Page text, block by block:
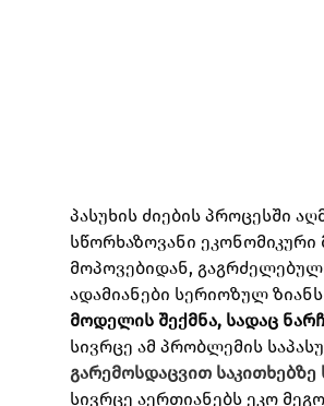
პასუხის ძიების პროცესში
სწორხაზოვანი
მოპოვებიდან,
ადამიანები სერიოზულ
მოდელის შექმნა, სადაც
სივრცე ამ პრობლემის
გარემოსდაცვით საკითხებზე
სივრცე აერთიანებს ეკო